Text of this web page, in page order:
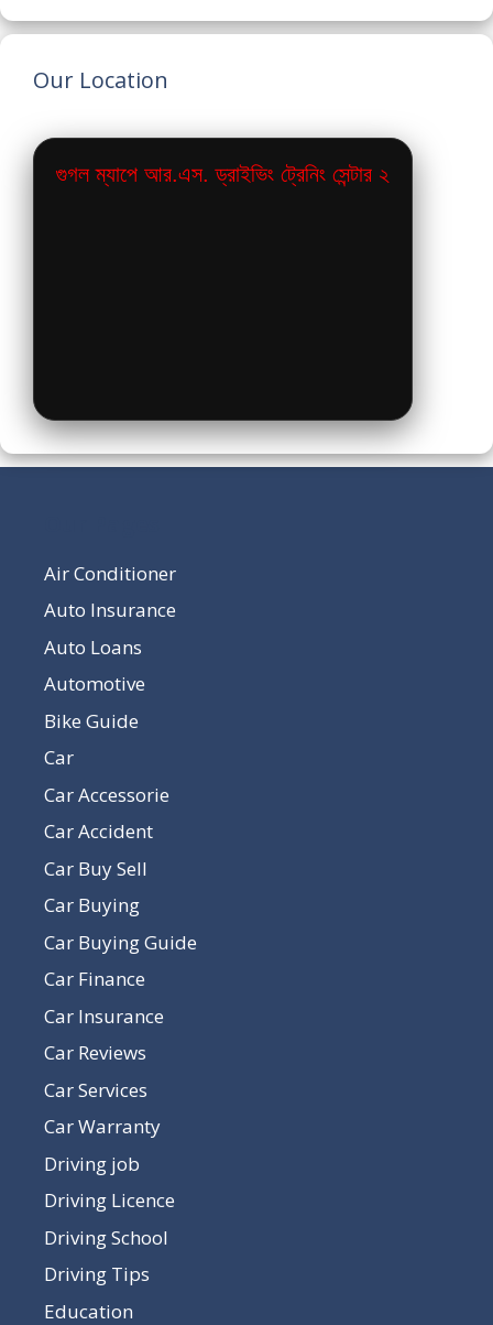
Our Location
গুগল ম্যাপে আর.এস. ড্রাইভিং ট্রেনিং সেন্টার ২
Air Conditioner
Auto Insurance
Auto Loans
Automotive
Bike Guide
Car
Car Accessorie
Car Accident
Car Buy Sell
Car Buying
Car Buying Guide
Car Finance
Car Insurance
Car Reviews
Car Services
Car Warranty
Driving job
Driving Licence
Driving School
Driving Tips
Education